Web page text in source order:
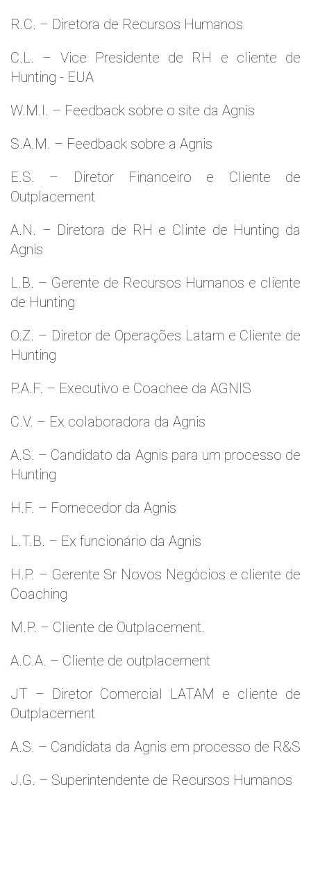
R.C. – Diretora de Recursos Humanos
C.L. – Vice Presidente de RH e cliente de
Hunting - EUA
W.M.l. – Feedback sobre o site da Agnis
S.A.M. – Feedback sobre a Agnis
E.S. – Diretor Financeiro e Cliente de
Outplacement
A.N. – Diretora de RH e Clinte de Hunting da
Agnis
L.B. – Gerente de Recursos Humanos e cliente
de Hunting
O.Z. – Diretor de Operações Latam e Cliente de
Hunting
P.A.F. – Executivo e Coachee da AGNIS
C.V. – Ex colaboradora da Agnis
A.S. – Candidato da Agnis para um processo de
Hunting
H.F. – Fornecedor da Agnis
L.T.B. – Ex funcionário da Agnis
H.P. – Gerente Sr Novos Negócios e cliente de
Coaching
M.P. – Cliente de Outplacement.
A.C.A. – Cliente de outplacement
JT – Diretor Comercial LATAM e cliente de
Outplacement
A.S. – Candidata da Agnis em processo de R&S
J.G. – Superintendente de Recursos Humanos